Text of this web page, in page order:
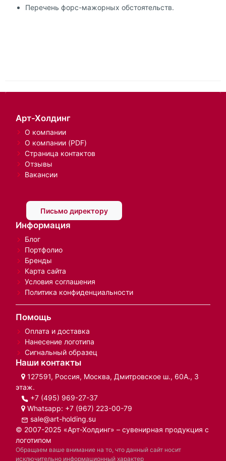
Перечень форс-мажорных обстоятельств.
Арт-Холдинг
О компании
О компании (PDF)
Страница контактов
Отзывы
Вакансии
Письмо директору
Информация
Блог
Портфолио
Бренды
Карта сайта
Условия соглашения
Политика конфиденциальности
Помощь
Оплата и доставка
Нанесение логотипа
Сигнальный образец
Наши контакты
127591, Россия, Москва, Дмитровское ш., 60А., 3
этаж.
+7 (495) 969-27-37
Whatsapp: +7 (967) 223-00-79
sale@art-holding.su
© 2007-2025 «Арт-Холдинг» – сувенирная продукция с
логотипом
Обращаем ваше внимание на то, что данный сайт носит
исключительно информационный характер